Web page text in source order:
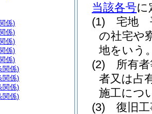
当該各号に
(1)
宅地
の社宅や
地をいう
(2)
所有
者又は占
施工につ
(3)
復旧
係)
係)
係)
係)
係)
関係)
関係)
関係)
関係)